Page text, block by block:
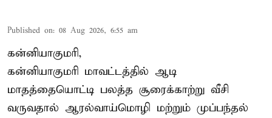
Published on: 08 Aug 2026, 6:55 am
கன்னியாகுமரி,
கன்னியாகுமரி மாவட்டத்தில் ஆடி
மாதத்தையொட்டி பலத்த சூரைக்காற்று வீசி
வருவதால் ஆரல்வாய்மொழி மற்றும் முப்பந்தல்